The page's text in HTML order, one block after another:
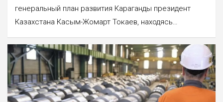
генеральный план развития Караганды президент
Казахстана Касым-Жомарт Токаев, находясь…